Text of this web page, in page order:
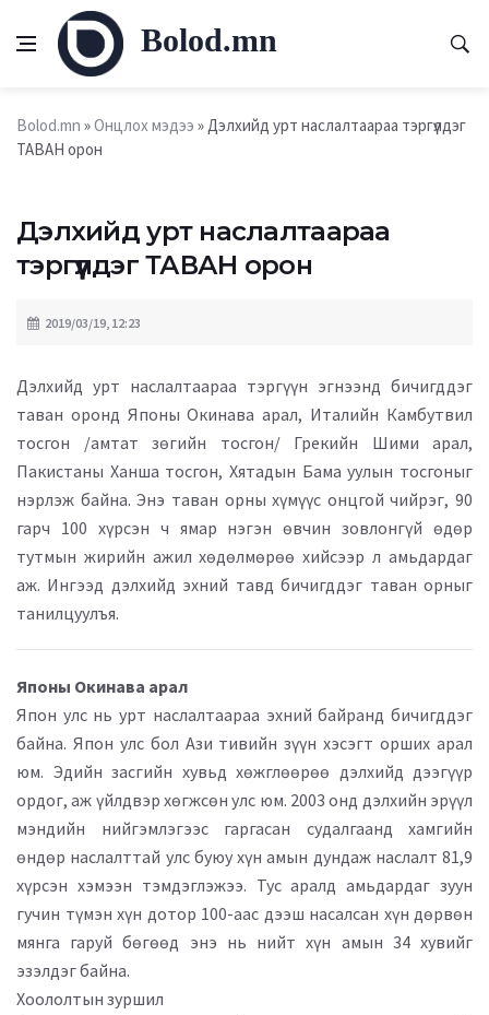
Bolod.mn
Bolod.mn »Онцлох мэдээ » Дэлхийд урт наслалтаараа тэргүүлдэг
ТАВАН орон
Дэлхийд урт наслалтаараа
тэргүүлдэг ТАВАН орон
2019/03/19, 12:23
Дэлхийд урт наслалтаараа тэргүүн эгнээнд бичигддэг
таван оронд Японы Окинава арал, Италийн Камбутвил
тосгон /амтат зөгийн тосгон/ Грекийн Шими арал,
Пакистаны Ханша тосгон, Хятадын Бама уулын тосгоныг
нэрлэж байна. Энэ таван орны хүмүүс онцгой чийрэг, 90
гарч 100 хүрсэн ч ямар нэгэн өвчин зовлонгүй өдөр
тутмын жирийн ажил хөдөлмөрөө хийсээр л амьдардаг
аж. Ингээд дэлхийд эхний тавд бичигддэг таван орныг
танилцуулъя.
Японы Окинава арал
Япон улс нь урт наслалтаараа эхний байранд бичигддэг
байна. Япон улс бол Ази тивийн зүүн хэсэгт орших арал
юм. Эдийн засгийн хувьд хөжглөөрөө дэлхийд дээгүүр
ордог, аж үйлдвэр хөгжсөн улс юм. 2003 онд дэлхийн эрүүл
мэндийн нийгэмлэгээс гаргасан судалгаанд хамгийн
өндөр наслалттай улс буюу хүн амын дундаж наслалт 81,9
хүрсэн хэмээн тэмдэглэжээ. Тус аралд амьдардаг зуун
гучин түмэн хүн дотор 100-аас дээш насалсан хүн дөрвөн
мянга гаруй бөгөөд энэ нь нийт хүн амын 34 хувийг
эзэлдэг байна.
Хоололтын зуршил